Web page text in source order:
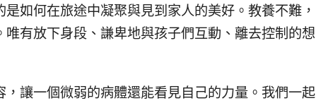
如何在旅途中凝聚與見到家人的美好。教養不難，
有放下身段、謙卑地與孩子們互動、離去控制的想
讓一個微弱的病體還能看見自己的力量。我們一起